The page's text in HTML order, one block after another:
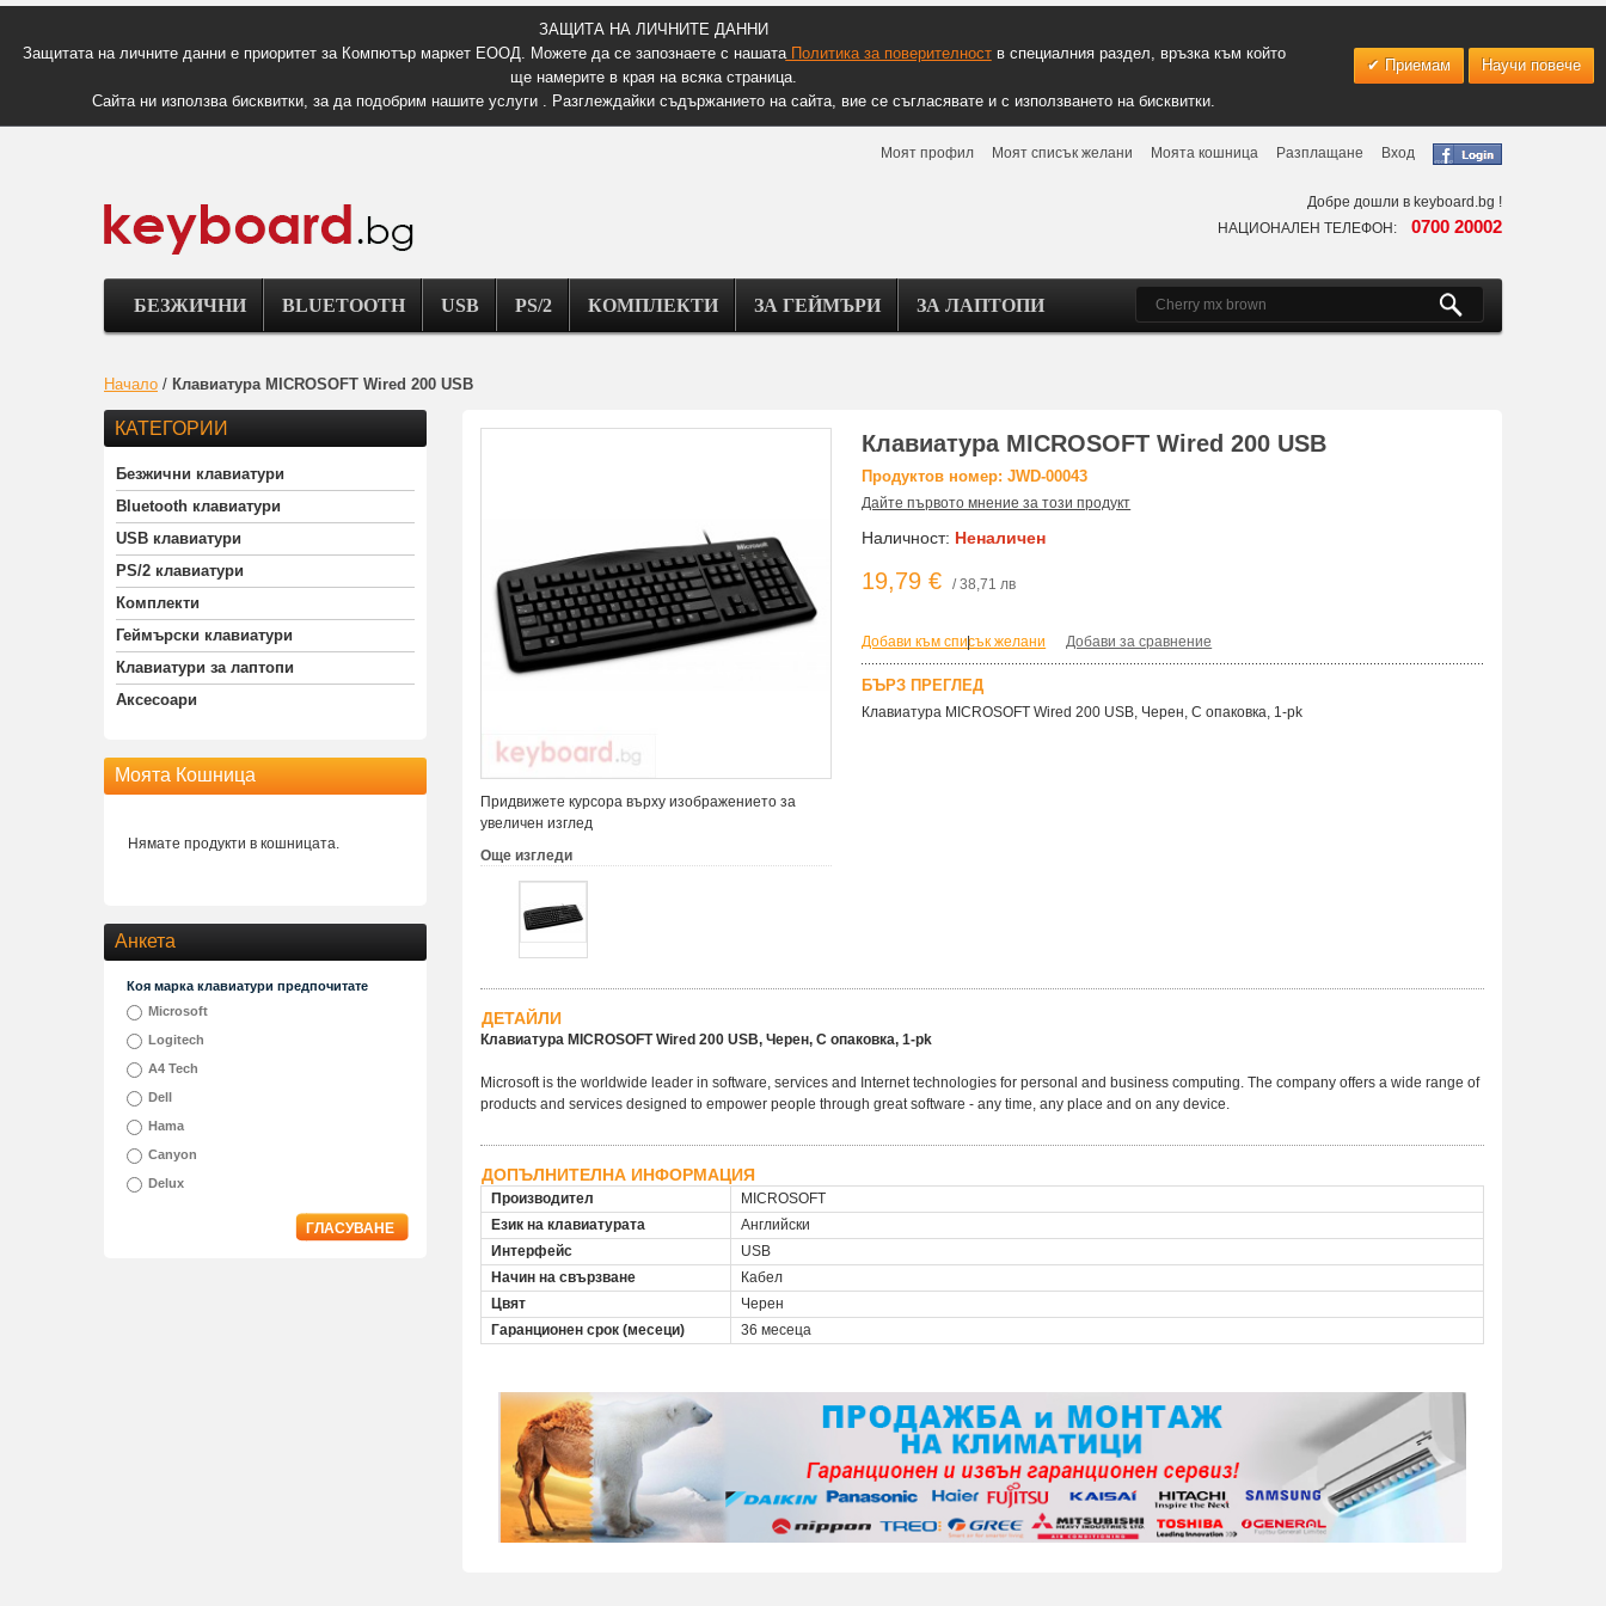
ЗАЩИТА НА ЛИЧНИТЕ ДАННИ
Защитата на личните данни е приоритет за Компютър маркет ЕООД. Можете да се запознаете с нашатаПолитика за поверителноств специалния раздел, връзка към който
ще намерите в края на всяка страница.
Сайта ни използва бисквитки, за да подобрим нашите услуги . Разглеждайки съдържанието на сайта, вие се съгласявате и с използването на бисквитки.
Приемам Научи повече
Моят профил Моят списък желани Моята кошница Разплащане Вход
Добре дошли в keyboard.bg !
НАЦИОНАЛЕН ТЕЛЕФОН: 0700 20002
БЕЗЖИЧНИ BLUETOOTH USB PS/2 КОМПЛЕКТИ ЗА ГЕЙМЪРИ ЗА ЛАПТОПИ
Начало / Клавиатура MICROSOFT Wired 200 USB
Придвижете курсора върху изображението за
увеличен изглед
Още изгледи
Клавиатура MICROSOFT Wired 200 USB
Продуктов номер: JWD-00043
Дайте първото мнение за този продукт
Наличност: Неналичен
19,79 € / 38,71 лв
Добави към списък желани
| Добави за сравнение
БЪРЗ ПРЕГЛЕД
Клавиатура MICROSOFT Wired 200 USB, Черен, С опаковка, 1-pk
ДЕТАЙЛИ
Клавиатура MICROSOFT Wired 200 USB, Черен, С опаковка, 1-pk
Microsoft is the worldwide leader in software, services and Internet technologies for personal and business computing. The company offers a wide range of
products and services designed to empower people through great software - any time, any place and on any device.
ДОПЪЛНИТЕЛНА ИНФОРМАЦИЯ
Производител
MICROSOFT
Език на клавиатурата
Английски
Интерфейс
USB
Начин на свързване
Кабел
Цвят
Черен
Гаранционен срок (месеци)
36 месеца
КАТЕГОРИИ
Безжични клавиатури
Bluetooth клавиатури
USB клавиатури
PS/2 клавиатури
Комплекти
Геймърски клавиатури
Клавиатури за лаптопи
Аксесоари
Моята Кошница
Нямате продукти в кошницата.
Анкета
Коя марка клавиатури предпочитате
Microsoft
Logitech
A4 Tech
Dell
Hama
Canyon
Delux
ГЛАСУВАНЕ